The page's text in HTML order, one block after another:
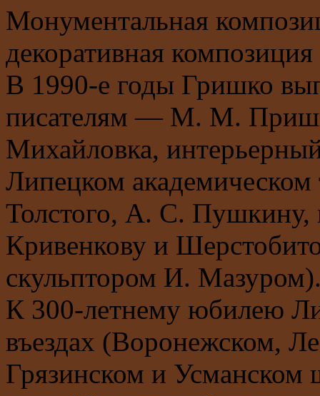
Монументальная
декоративная
В 1990-е годы Гришко
писателям — М. М.
Михайловка,
Липецком
Толстого, А. С. Пушкину,
Кривенкову и
скульптором И.
К 300-летнему юбилею
въездах (Воронежском,
Грязинском и Усманском